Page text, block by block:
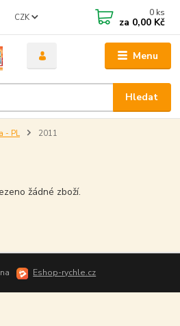
Menu
CZK
Hledat
0 ks
za 0,00 Kč
- PL 2011
žádné zboží.
Eshop-rychle.cz